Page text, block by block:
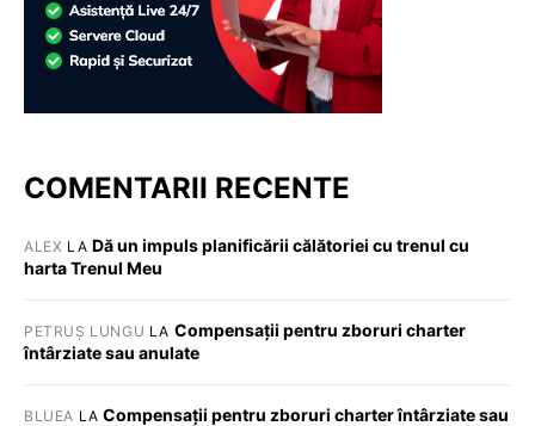
COMENTARII RECENTE
ALEX LA Dă un impuls planificării călătoriei cu trenul cu
harta Trenul Meu
PETRUȘ LUNGU LA Compensații pentru zboruri charter
întârziate sau anulate
BLUEA LACompensații pentru zboruri charter întârziate sau